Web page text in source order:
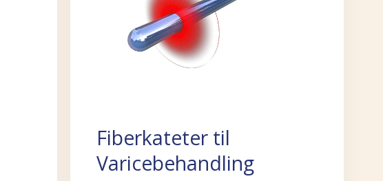
Fiberkateter til
Varicebehandling